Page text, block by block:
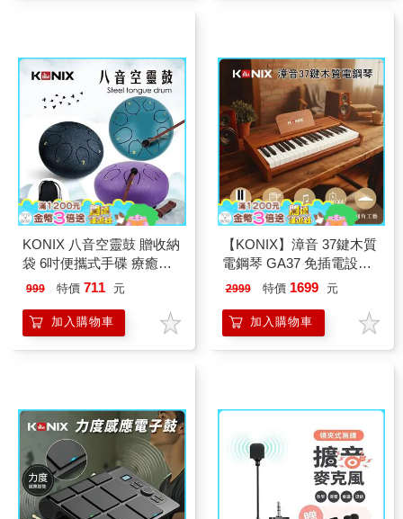
KONIX 八音空靈鼓 贈收納
袋 6吋便攜式手碟 療癒樂
器 瑜伽冥想 放鬆舒壓
999 特價 711 元
加入購物車
【KONIX】漳音 37鍵木質
電鋼琴 GA37 免插電設計
居家旅宿藝術逸品 標準琴
2999 特價 1699 元
加入購物車